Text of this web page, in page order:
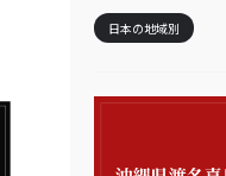
日本の地域別